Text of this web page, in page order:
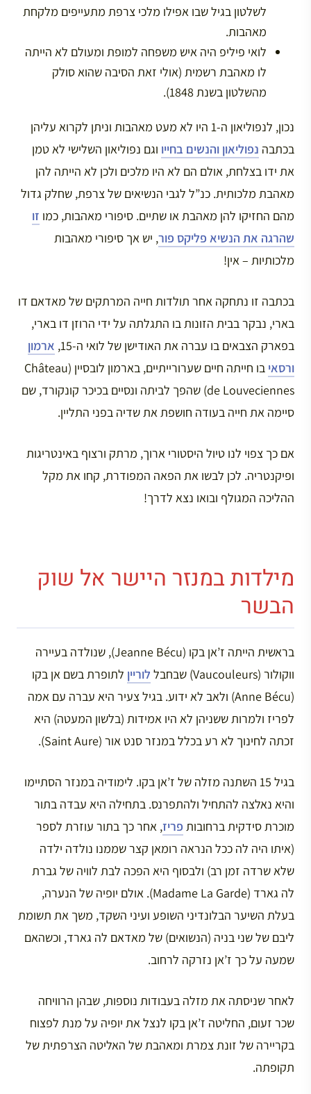
לשלטון בגיל שבו אפילו מלכי צרפת מתעייפים מלקחת
מאהבות.
לואי פיליפ היה איש משפחה למופת ומעולם לא הייתה
לו מאהבת רשמית (אולי זאת הסיבה שהוא סולק
מהשלטון בשנת 1848).
נכון, לנפוליאון ה-1 היו לא מעט מאהבות וניתן לקרוא עליהן
בכתבה נפוליאון והנשים בחייו וגם נפוליאון השלישי לא טמן
את ידו בצלחת, אולם הם לא היו מלכים ולכן לא הייתה להן
מאהבת מלכותית. כנ”ל לגבי הנשיאים של צרפת, שחלק גדול
מהם החזיקו להן מאהבת או שתיים. סיפורי מאהבות, כמו זו
שהרגה את הנשיא פליקס פור, יש אך סיפורי מאהבות
מלכותיות – אין!
בכתבה זו נתחקה אחר תולדות חייה המרתקים של מאדאם דו
בארי, נבקר בבית הזונות בו התגלתה על ידי הרוזן דו בארי,
בפארק הצבאים בו עברה את האודישן של לואי ה-15,
ארמון
ורסאי
בו חייתה חיים שערורייתיים, בארמון לובסיין (Château
de Louveciennes) שהפך לביתה ונסיים בכיכר קונקורד, שם
סיימה את חייה בעודה חושפת את שדיה בפני התליין.
אם כך צפוי לנו טיול היסטורי ארוך, מרתק ורצוף באינטריגות
ופיקנטריה. לכן לבשו את הפאה המפודרת, קחו את מקל
ההליכה המגולף ובואו נצא לדרך!
מילדות במנזר היישר אל שוק
הבשר
בראשית הייתה ז’אן בקו (Jeanne Bécu), שנולדה בעיירה
ווקולור (Vaucouleurs) שבחבל
לוריין לתופרת בשם אן בקו
(Anne Bécu) ולאב לא ידוע. בגיל צעיר היא עברה עם אמה
לפריז ולמרות ששניהן לא היו אמידות (בלשון המעטה) היא
זכתה לחינוך לא רע בכלל במנזר סנט אור (Saint Aure).
בגיל 15 השתנה מזלה של ז’אן בקו. לימודיה במנזר הסתיימו
והיא נאלצה להתחיל ולהתפרנס. בתחילה היא עבדה בתור
מוכרת סידקית ברחובות פריז, אחר כך בתור עוזרת לספר
(איתו היה לה ככל הנראה רומאן קצר שממנו נולדה ילדה
שלא שרדה זמן רב) ולבסוף היא הפכה לבת לוויה של גברת
לה גארד (Madame La Garde). אולם יופיה של הנערה,
בעלת השיער הבלונדיני השופע ועיני השקד, משך את תשומת
ליבם של שני בניה (הנשואים) של מאדאם לה גארד, וכשהאם
שמעה על כך ז’אן נזרקה לרחוב.
לאחר שניסתה את מזלה בעבודות נוספות, שבהן הרוויחה
שכר זעום, החליטה ז’אן בקו לנצל את יופיה על מנת לפצוח
בקריירה של זונת צמרת ומאהבת של האליטה הצרפתית של
תקופתה.